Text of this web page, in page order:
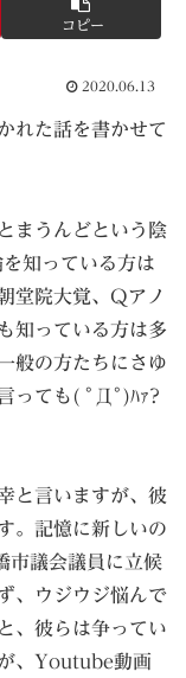
コピー
2020.06.13
れた話を書かせて
まうんどという陰
知っている方は
堂院大覚、Qアノ
知っている方は多
般の方たちにさゆ
っても( ﾟДﾟ)ﾊｧ?
と言いますが、彼
。記憶に新しいの
市議会議員に立候
、ウジウジ悩んで
、彼らは争ってい
、Youtube動画